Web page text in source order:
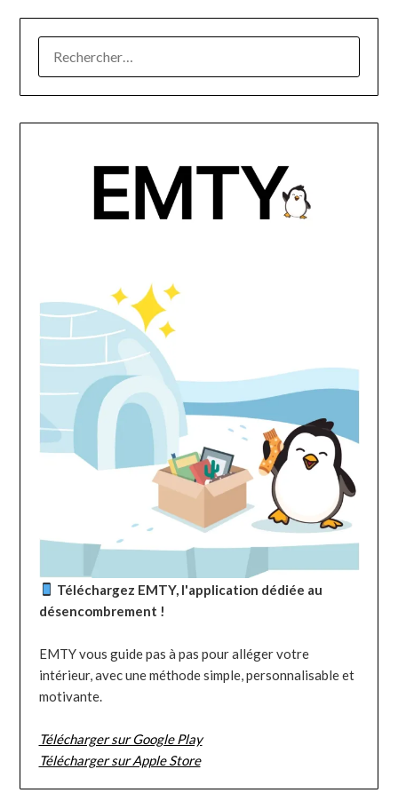
Téléchargez EMTY, l'application dédiée au
désencombrement !
EMTY vous guide pas à pas pour alléger votre
intérieur, avec une méthode simple, personnalisable et
motivante.
Télécharger sur Google Play
Télécharger sur Apple Store